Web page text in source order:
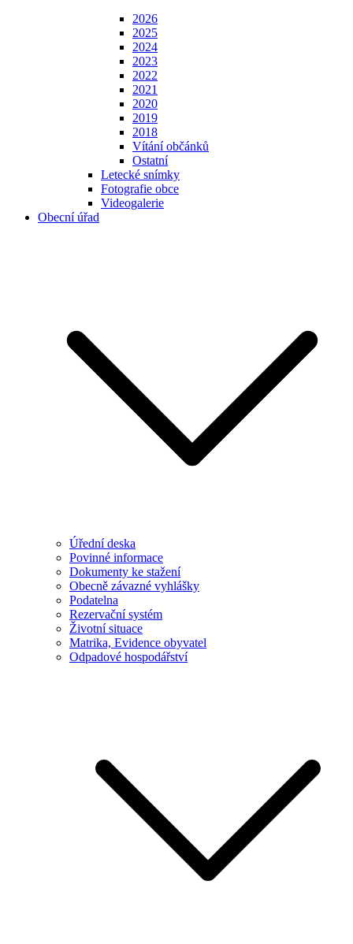
2026
2025
2024
2023
2022
2021
2020
2019
2018
Vítání občánků
Ostatní
Letecké snímky
Fotografie obce
Videogalerie
Obecní úřad
Úřední deska
Povinné informace
Dokumenty ke stažení
Obecně závazné vyhlášky
Podatelna
Rezervační systém
Životní situace
Matrika, Evidence obyvatel
Odpadové hospodářství